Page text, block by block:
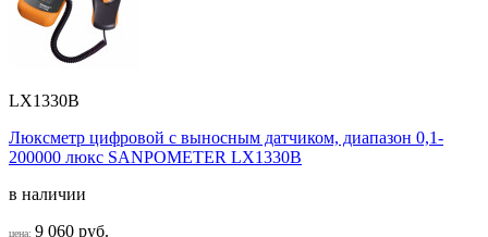
LX1330B
Люксметр цифровой с выносным датчиком, диапазон 0,1-
200000 люкс SANPOMETER LX1330B
в наличии
цена: 9 060 руб.